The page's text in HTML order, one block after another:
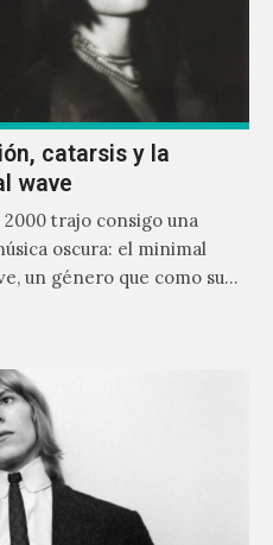
catarsis y la
wave
2000 trajo consigo una
oscura: el minimal
un género que como su